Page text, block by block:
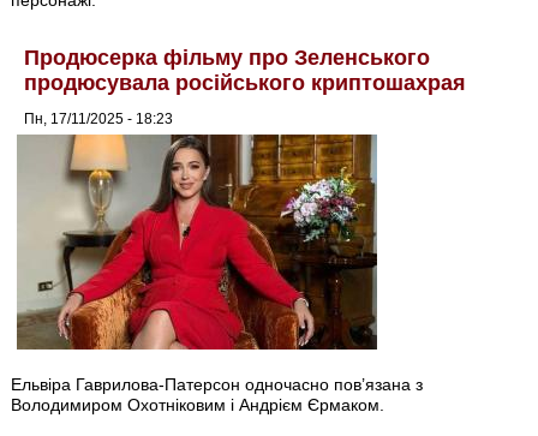
Продюсерка фільму про Зеленського
продюсувала російського криптошахрая
Пн, 17/11/2025 - 18:23
Ельвіра Гаврилова-Патерсон одночасно пов’язана з
Володимиром Охотніковим і Андрієм Єрмаком.